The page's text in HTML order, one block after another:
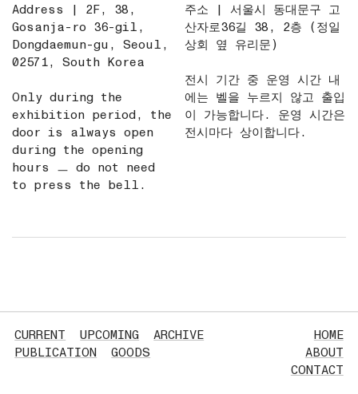
Address | 2F, 38,
Gosanja-ro 36-gil,
Dongdaemun-gu, Seoul,
02571, South Korea
Only during the
exhibition period, the
door is always open
during the opening
hours ㅡ do not need
to press the bell.
주소 | 서울시 동대문구 고
산자로36길 38, 2층 (정일
상회 옆 유리문)
전시 기간 중 운영 시간 내
에는 벨을 누르지 않고 출입
이 가능합니다. 운영 시간은
전시마다 상이합니다.
CURRENT UPCOMING
ARCHIVE
PUBLICATION
GOODS
HOME
ABOUT
CONTACT